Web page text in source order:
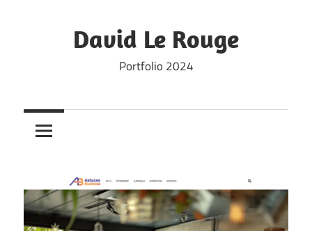
David Le Rouge
Portfolio 2024